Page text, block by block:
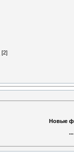
[2]
Новые